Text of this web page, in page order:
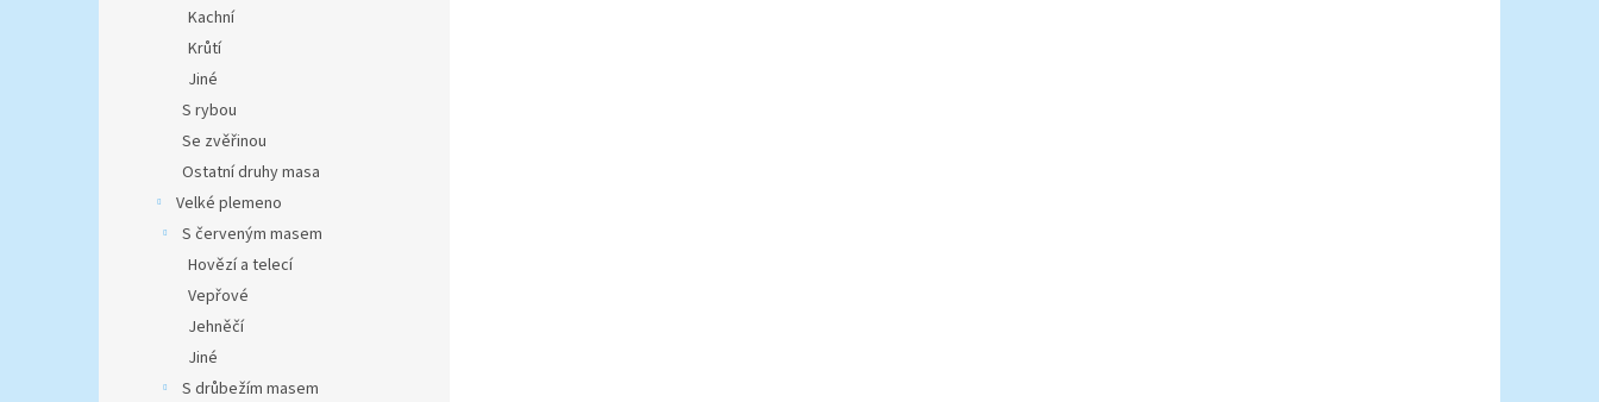
Kachní
Krůtí
Jiné
S rybou
Se zvěřinou
Ostatní druhy masa
Velké plemeno
S červeným masem
Hovězí a telecí
Vepřové
Jehněčí
Jiné
S drůbežím masem